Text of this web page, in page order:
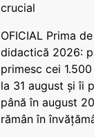
crucial
OFICIAL Prima
didactică 2026:
primesc cei
la 31 august și îi
până în august
rămân în